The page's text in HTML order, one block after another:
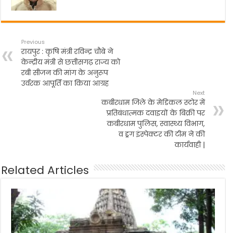
Previous
रायपुर : कृषि मंत्री रविन्द्र चौबे ने
केन्द्रीय मंत्री से छत्तीसगढ़ राज्य को
रबी सीजन की मांग के अनुरूप
उर्वरक आपूर्ति का किया आग्रह
Next
कबीरधाम जिले के मेडिकल स्टोर में
प्रतिबंधात्मक दवाइयों के बिक्री पर
कबीरधाम पुलिस, स्वास्थ्य विभाग,
व ड्रग इंस्पेक्टर की टीम ने की
कार्यवाही |
Related Articles